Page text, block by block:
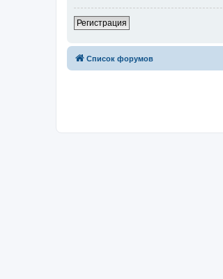
Регистрация
Список форумов